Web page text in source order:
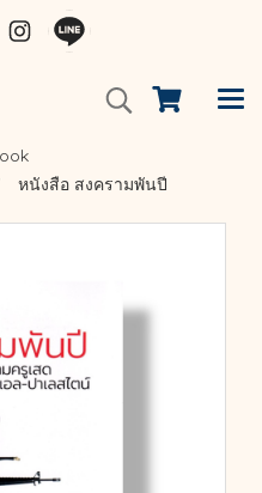
หนังสือ สงครามพันปี